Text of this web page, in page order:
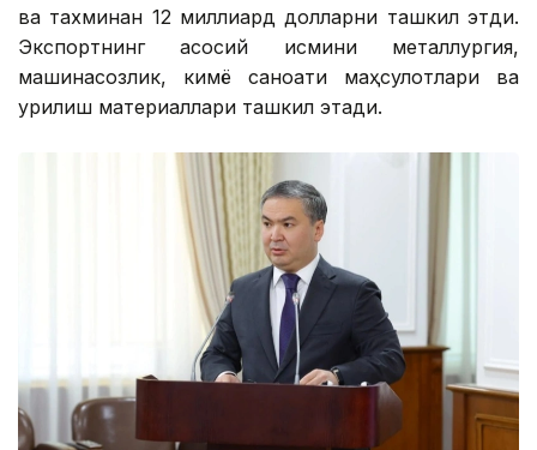
ва тахминан 12 миллиард долларни ташкил этди.
Экспортнинг асосий қисмини металлургия,
машинасозлик, кимё саноати маҳсулотлари ва
қурилиш материаллари ташкил этади.